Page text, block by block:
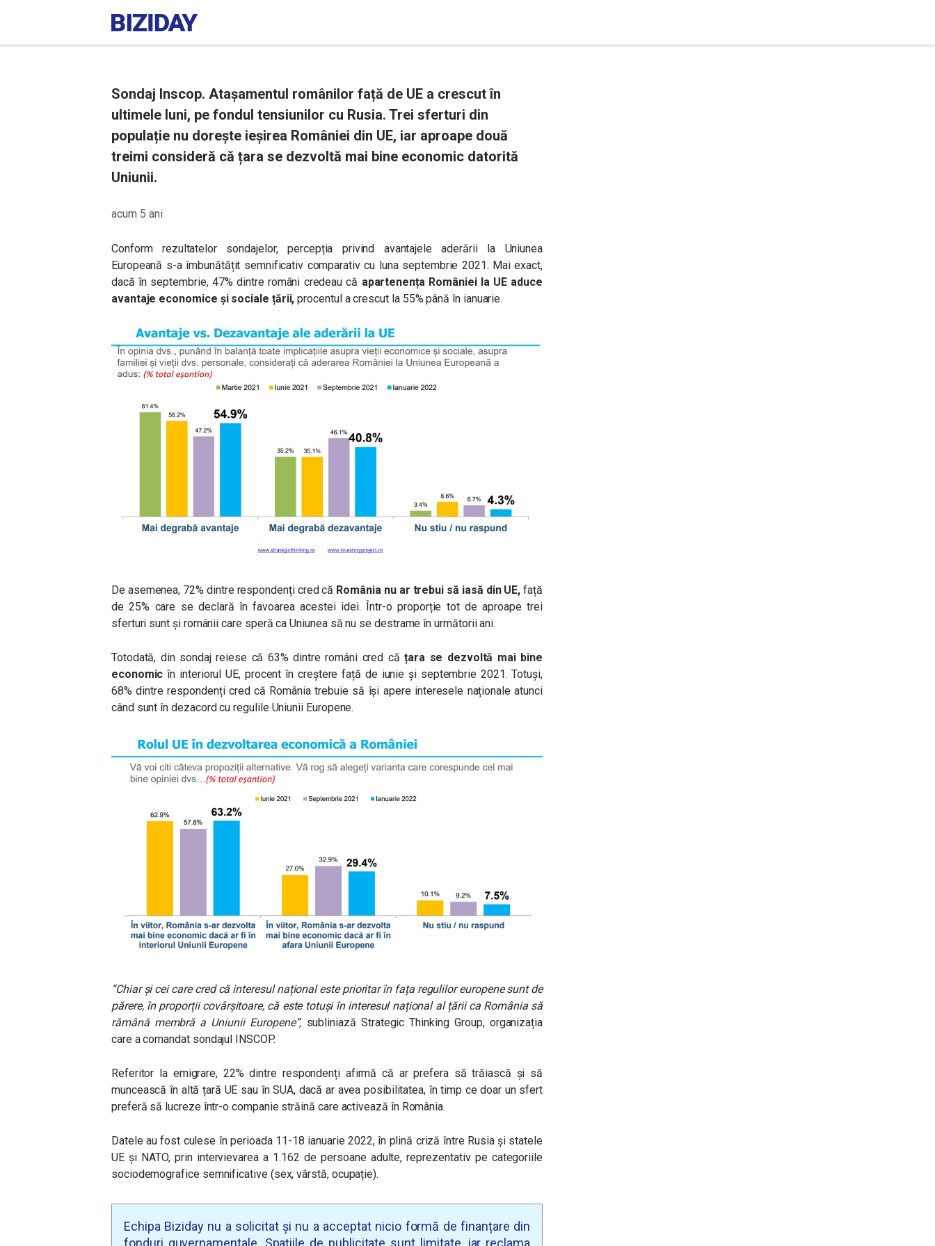
Sondaj Inscop. Atașamentul românilor față de UE a crescut în
ultimele luni, pe fondul tensiunilor cu Rusia. Trei sferturi din
populație nu dorește ieșirea României din UE, iar aproape două
treimi consideră că țara se dezvoltă mai bine economic datorită
Uniunii.
acum 5 ani
Conform rezultatelor sondajelor, percepția privind avantajele aderării la Uniunea
Europeană s-a îmbunătățit semnificativ comparativ cu luna septembrie 2021. Mai exact,
dacă în septembrie, 47% dintre români credeau că apartenența României la UE aduce
avantaje economice și sociale țării, procentul a crescut la 55% până în ianuarie.
De asemenea, 72% dintre respondenți cred că România nu ar trebui să iasă din UE, față
de 25% care se declară în favoarea acestei idei. Într-o proporție tot de aproape trei
sferturi sunt și românii care speră ca Uniunea să nu se destrame în următorii ani.
Totodată, din sondaj reiese că 63% dintre români cred cățara se dezvoltă mai bine
economic în interiorul UE, procent în creștere față de iunie și septembrie 2021. Totuși,
68% dintre respondenți cred că România trebuie să își apere interesele naționale atunci
când sunt în dezacord cu regulile Uniunii Europene.
“Chiar și cei care cred că interesul național este prioritar în fața regulilor europene sunt de
părere, în proporții covârșitoare, că este totuși în interesul național al țării ca România să
rămână membră a Uniunii Europene”, subliniază Strategic Thinking Group, organizația
care a comandat sondajul INSCOP.
Referitor la emigrare, 22% dintre respondenți afirmă că ar prefera să trăiască și să
muncească în altă țară UE sau în SUA, dacă ar avea posibilitatea, în timp ce doar un sfert
preferă să lucreze într-o companie străină care activează în România.
Datele au fost culese în perioada 11-18 ianuarie 2022, în plină criză între Rusia și statele
UE și NATO, prin intervievarea a 1.162 de persoane adulte, reprezentativ pe categoriile
sociodemografice semnificative (sex, vârstă, ocupație).
Echipa Biziday nu a solicitat și nu a acceptat nicio formă de finanțare din
fonduri guvernamentale. Spațiile de publicitate sunt limitate, iar reclama